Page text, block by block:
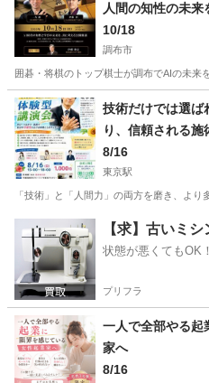
人間の知性の未
10/18
調布市
囲碁・将棋のトップ棋士が調布でAIの未来
東京 調布市 セミナー 京王線
技術だけでは選ば
り、信頼される
んか?
8/16
東京駅
「技術」と「人間力」の両方を磨き、よ
東京 中央区 東京駅 セミナー
【求】古いミ
状態が悪くてもOK
プリフラ
一人で全部やる起
家へ
8/16